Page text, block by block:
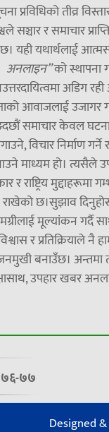
प्रविधिको तीव्र
सञ्चार र समाचार
छ। यही यथार्थलाई
अनलाइन”को स्थापना
अडिग
आवाजलाई उजागर
समाचार केवल
विचार निर्माण
माध्यम हो। त्यसैले
र राष्ट्रिय
राखेको छ।सुझाव
मूल्यांकन गर्दै
र प्रतिक्रियाले नै
बनाउँछ। अन्तमा
उपहार खबर
७७
Designed